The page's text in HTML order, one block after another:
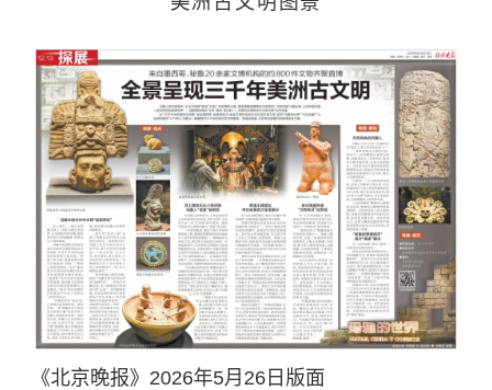
《北京晚报》2026年5月26日版面